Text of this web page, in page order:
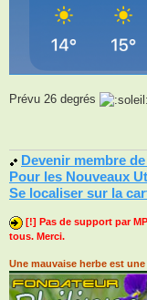
Prévu 26 degrés
Devenir membre
Pour les Nouveaux
Se localiser sur la
[!] Pas de support par
tous. Merci.
Une mauvaise herbe est